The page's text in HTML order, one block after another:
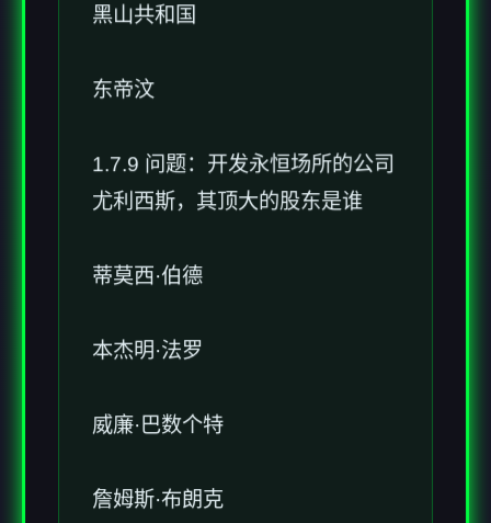
黑山共和国
东帝汶
1.7.9 问题：开发永恒场所的公司
尤利西斯，其顶大的股东是谁
蒂莫西·伯德
本杰明·法罗
威廉·巴数个特
詹姆斯·布朗克